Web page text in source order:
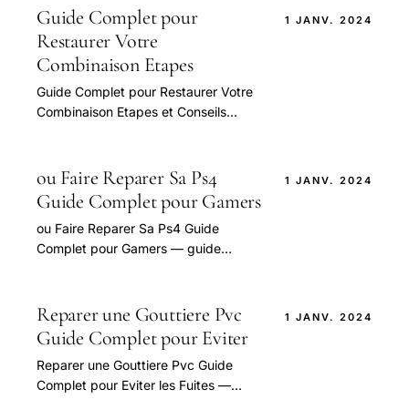
Guide Complet pour
Restaurer Votre
Combinaison Etapes
Guide Complet pour Restaurer Votre
Combinaison Etapes et Conseils
question.
1 JANV. 2024
ou Faire Reparer Sa Ps4
Guide Complet pour Gamers
ou Faire Reparer Sa Ps4 Guide
Complet pour Gamers — guide
1 JANV. 2024
Reparer une Gouttiere Pvc
Guide Complet pour Eviter
Reparer une Gouttiere Pvc Guide
Complet pour Eviter les Fuites —
1 JANV. 2024